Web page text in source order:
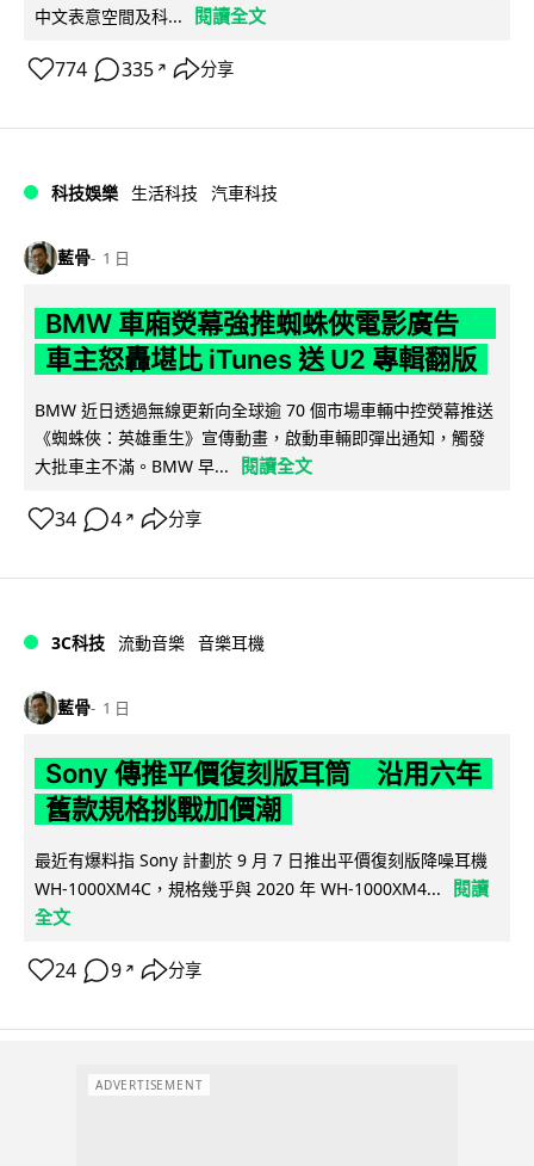
中文表意空間及科...
閱讀全文
774 335 ↗ 分享
科技娛樂 生活科技 汽車科技
藍骨 1 日
BMW 車廂熒幕強推蜘蛛俠電影廣告
車主怒轟堪比 iTunes 送 U2 專輯翻版
BMW 近日透過無線更新向全球逾 70 個市場車輛中控熒幕推送
《蜘蛛俠：英雄重生》宣傳動畫，啟動車輛即彈出通知，觸發
大批車主不滿。BMW 早...
閱讀全文
34 4 ↗ 分享
3C科技 流動音樂 音樂耳機
藍骨 1 日
Sony 傳推平價復刻版耳筒 沿用六年
舊款規格挑戰加價潮
最近有爆料指 Sony 計劃於 9 月 7 日推出平價復刻版降噪耳機
WH-1000XM4C，規格幾乎與 2020 年 WH-1000XM4...
閱讀
全文
24 9 ↗ 分享
ADVERTISEMENT